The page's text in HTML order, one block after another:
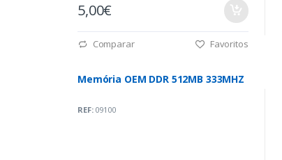
5,00€
Comparar Favoritos
Memória OEM DDR 512MB 333MHZ
REF:09100